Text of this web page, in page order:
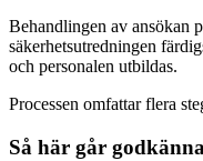
Behandlingen av ansökan
säkerhetsutredningen
och personalen utbildas.
Processen omfattar flera
Så här går